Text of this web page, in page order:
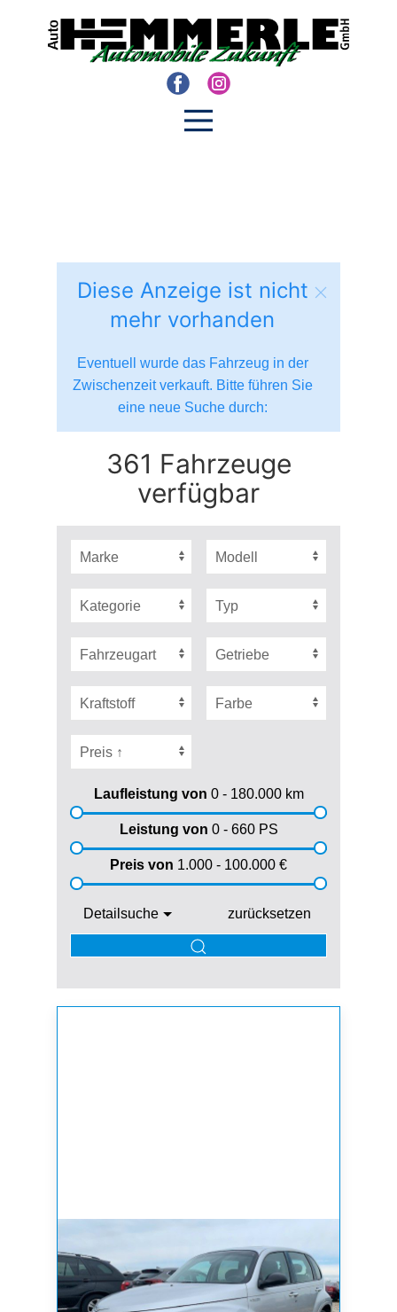
Diese Anzeige ist nicht
mehr vorhanden
Eventuell wurde das Fahrzeug in der
Zwischenzeit verkauft. Bitte führen Sie
eine neue Suche durch:
361 Fahrzeuge
verfügbar
Laufleistung von 0 - 180.000km
Leistung von 0 - 660PS
Preis von 1.000 - 100.000 €
Detailsuche zurücksetzen